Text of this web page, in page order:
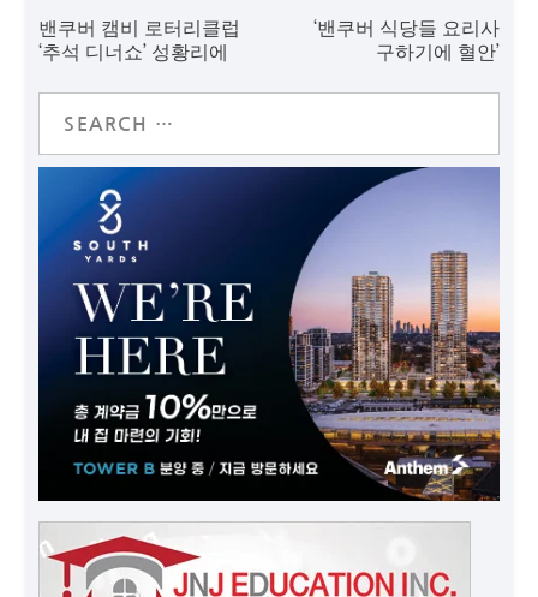
밴쿠버 캠비 로터리클럽
‘추석 디너쇼’ 성황리에
‘밴쿠버 식당들 요리사
구하기에 혈안’